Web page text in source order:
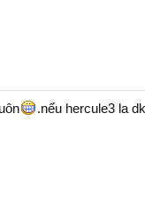
.nếu hercule3 la